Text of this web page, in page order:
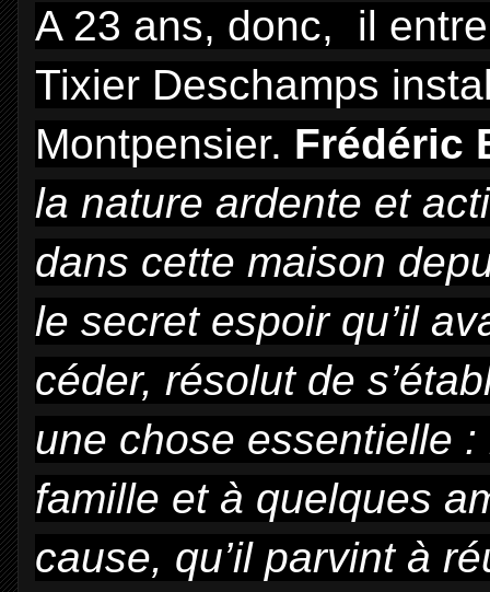
A 23 ans, donc, il
Tixier Deschamps
Montpensier. Frédéric
la nature ardente et
dans cette maison
le secret espoir qu’il
céder, résolut de
une chose essentielle :
famille et à quelques
cause, qu’il parvint à